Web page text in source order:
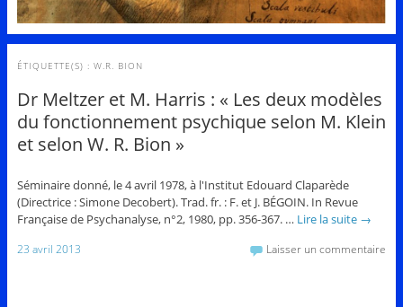
ÉTIQUETTE(S) : W.R. BION
Dr Meltzer et M. Harris : « Les deux modèles
du fonctionnement psychique selon M. Klein
et selon W. R. Bion »
Séminaire donné, le 4 avril 1978, à l'Institut Edouard Claparède
(Directrice : Simone Decobert). Trad. fr. : F. et J. BÉGOIN. In Revue
Française de Psychanalyse, n°2, 1980, pp. 356-367. … Lire la suite →
23 avril 2013 Laisser un commentaire